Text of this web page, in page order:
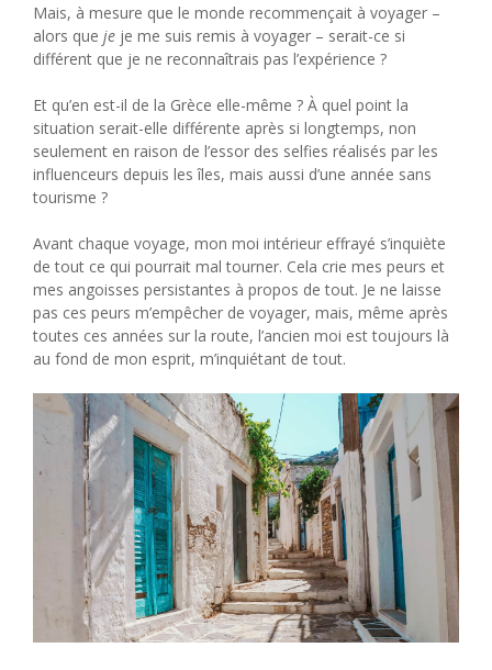
Mais, à mesure que le monde recommençait à voyager –
alors que je je me suis remis à voyager – serait-ce si
différent que je ne reconnaîtrais pas l’expérience ?
Et qu’en est-il de la Grèce elle-même ? À quel point la
situation serait-elle différente après si longtemps, non
seulement en raison de l’essor des selfies réalisés par les
influenceurs depuis les îles, mais aussi d’une année sans
tourisme ?
Avant chaque voyage, mon moi intérieur effrayé s’inquiète
de tout ce qui pourrait mal tourner. Cela crie mes peurs et
mes angoisses persistantes à propos de tout. Je ne laisse
pas ces peurs m’empêcher de voyager, mais, même après
toutes ces années sur la route, l’ancien moi est toujours là
au fond de mon esprit, m’inquiétant de tout.